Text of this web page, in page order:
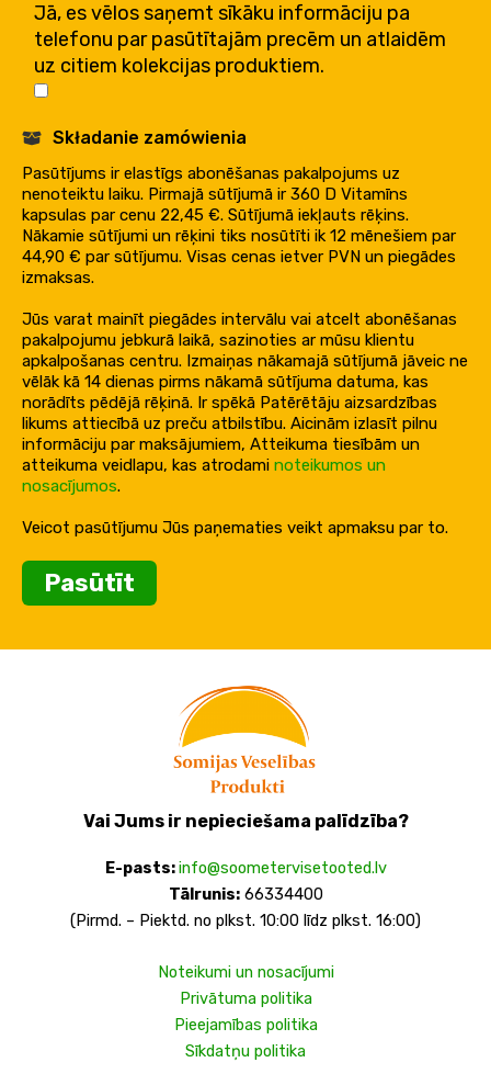
Jā, es vēlos saņemt sīkāku informāciju pa
telefonu par pasūtītajām precēm un atlaidēm
uz citiem kolekcijas produktiem.
Składanie zamówienia
Pasūtījums ir elastīgs abonēšanas pakalpojums uz
nenoteiktu laiku. Pirmajā sūtījumā ir 360 D Vitamīns
kapsulas par cenu 22,45 €. Sūtījumā iekļauts rēķins.
Nākamie sūtījumi un rēķini tiks nosūtīti ik 12 mēnešiem par
44,90 € par sūtījumu. Visas cenas ietver PVN un piegādes
izmaksas.
Jūs varat mainīt piegādes intervālu vai atcelt abonēšanas
pakalpojumu jebkurā laikā, sazinoties ar mūsu klientu
apkalpošanas centru. Izmaiņas nākamajā sūtījumā jāveic ne
vēlāk kā 14 dienas pirms nākamā sūtījuma datuma, kas
norādīts pēdējā rēķinā. Ir spēkā Patērētāju aizsardzības
likums attiecībā uz preču atbilstību. Aicinām izlasīt pilnu
informāciju par maksājumiem, Atteikuma tiesībām un
atteikuma veidlapu, kas atrodami noteikumos un
nosacījumos.
Veicot pasūtījumu Jūs paņematies veikt apmaksu par to.
Pasūtīt
Vai Jums ir nepieciešama palīdzība?
E-pasts:info@soometervisetooted.lv
Tālrunis:66334400
(Pirmd. – Piektd. no plkst. 10:00 līdz plkst. 16:00)
Noteikumi un nosacījumi
Privātuma politika
Pieejamības politika
Sīkdatņu politika